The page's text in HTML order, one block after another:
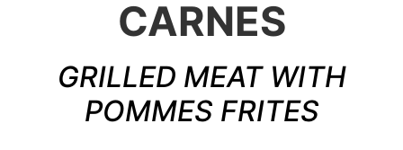
CARNES
GRILLED MEAT WITH
POMMES FRITES